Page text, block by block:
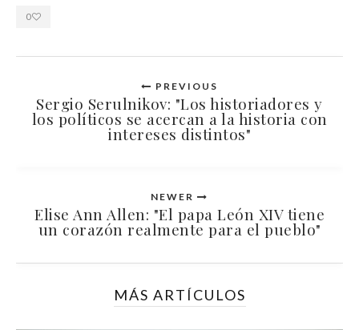
0
PREVIOUS
Sergio Serulnikov: "Los historiadores y
los políticos se acercan a la historia con
intereses distintos"
NEWER
Elise Ann Allen: "El papa León XIV tiene
un corazón realmente para el pueblo"
MÁS ARTÍCULOS